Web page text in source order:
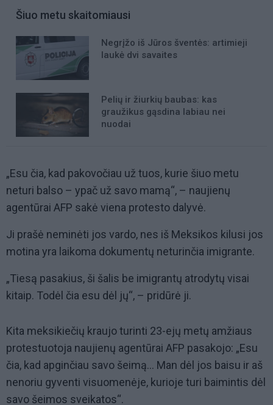
Šiuo metu skaitomiausi
Negrįžo iš Jūros šventės: artimieji
laukė dvi savaites
Pelių ir žiurkių baubas: kas
graužikus gąsdina labiau nei
nuodai
„Esu čia, kad pakovočiau už tuos, kurie šiuo metu
neturi balso – ypač už savo mamą“, – naujienų
agentūrai AFP sakė viena protesto dalyvė.
Ji prašė neminėti jos vardo, nes iš Meksikos kilusi jos
motina yra laikoma dokumentų neturinčia imigrante.
„Tiesą pasakius, ši šalis be imigrantų atrodytų visai
kitaip. Todėl čia esu dėl jų“, – pridūrė ji.
Kita meksikiečių kraujo turinti 23-ejų metų amžiaus
protestuotoja naujienų agentūrai AFP pasakojo: „Esu
čia, kad apginčiau savo šeimą... Man dėl jos baisu ir aš
nenoriu gyventi visuomenėje, kurioje turi baimintis dėl
savo šeimos sveikatos“.